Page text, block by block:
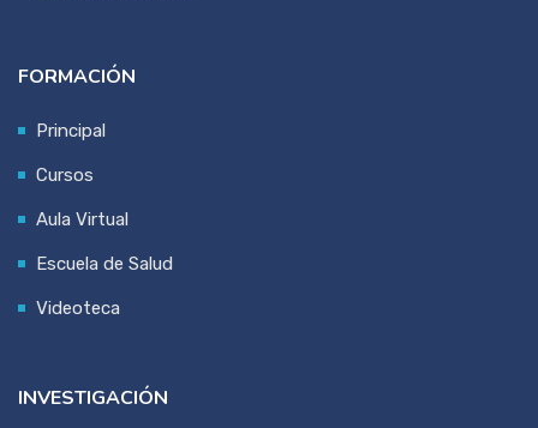
FORMACIÓN
Principal
Cursos
Aula Virtual
Escuela de Salud
Videoteca
INVESTIGACIÓN